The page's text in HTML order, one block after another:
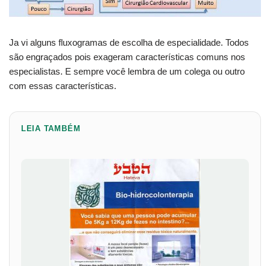
Ja vi alguns fluxogramas de escolha de especialidade. Todos
são engraçados pois exageram características comuns nos
especialistas. E sempre você lembra de um colega ou outro
com essas características.
LEIA TAMBÉM